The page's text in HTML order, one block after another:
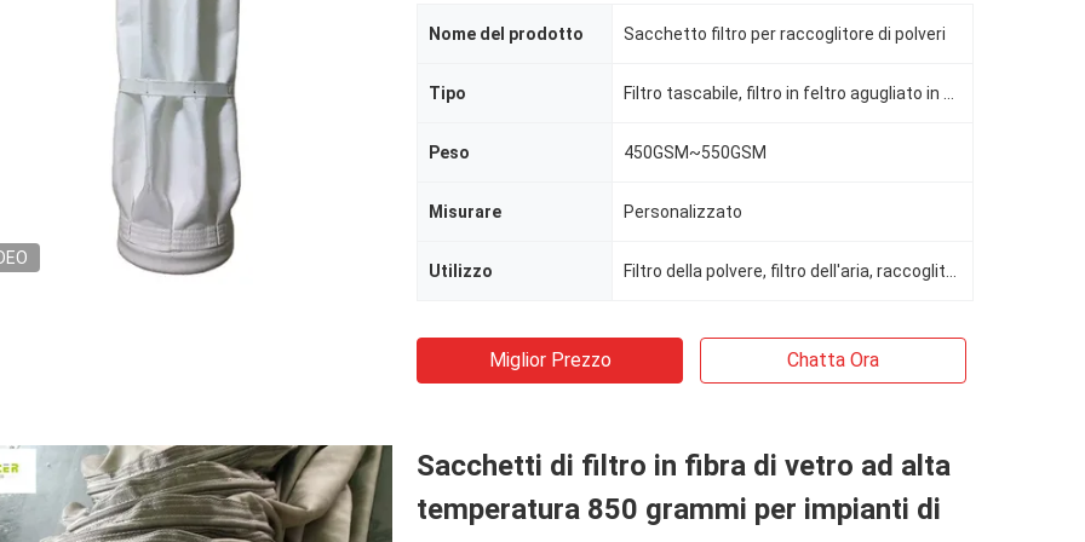
Nome del prodotto Sacchetto filtro per raccoglitore di polveri
Tipo
Peso 450GSM~550GSM
Misurare Personalizzato
Utilizzo
Miglior Prezzo Chatta Ora
Sacchetti di filtro in fibra di vetro ad alta
temperatura 850 grammi per impianti di